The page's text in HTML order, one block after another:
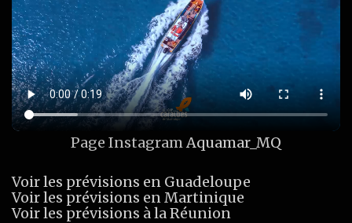
Page InstagramAquamar_MQ
Voir les prévisions en Guadeloupe
Voir les prévisions en Martinique
Voir les prévisions à la Réunion